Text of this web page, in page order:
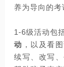
养为导向的考
1-6级活动包
动 ，以及看
续写、改写